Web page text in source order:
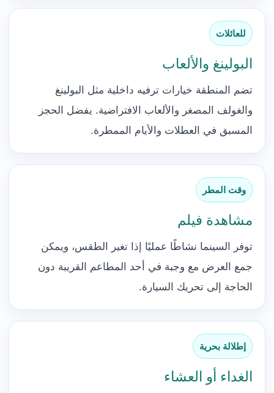
للعائلات
البولينغ والألعاب
تضم المنطقة خيارات ترفيه داخلية مثل البولينغ
والغولف المصغر والألعاب الافتراضية. يفضل الحجز
المسبق في العطلات والأيام الممطرة.
وقت المطر
مشاهدة فيلم
توفر السينما نشاطًا عمليًا إذا تغير الطقس، ويمكن
جمع العرض مع وجبة في أحد المطاعم القريبة دون
الحاجة إلى تحريك السيارة.
إطلالة بحرية
الغداء أو العشاء